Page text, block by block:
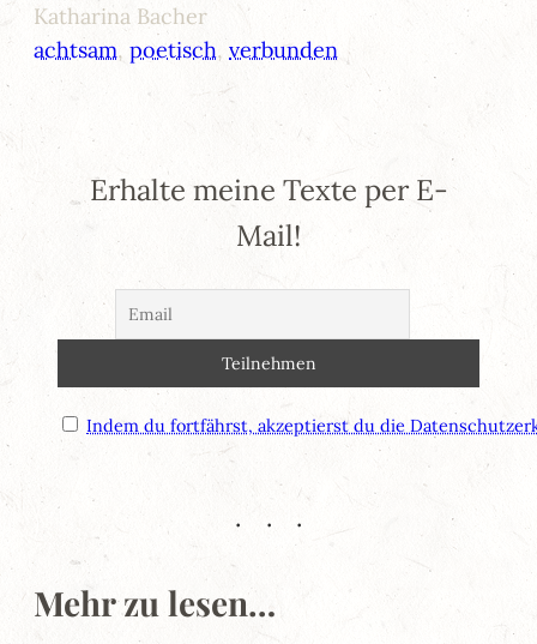
Katharina Bacher
achtsam, poetisch, verbunden
Erhalte meine Texte per E-
Mail!
Indem du fortfährst, akzeptierst du die
Mehr zu lesen…